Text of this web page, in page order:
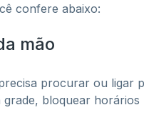
confere abaixo:
mão
procurar ou ligar
bloquear